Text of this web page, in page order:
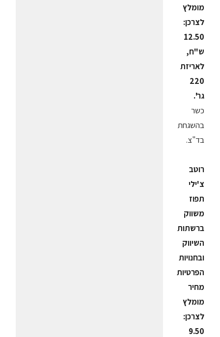
מומלץ
לצרכן:
12.50
ש"ח,
לאריזת
220
גר'.
כשר
בהשגחת
בד"צ.
רוטב
צ'ילי
תפוז
משווק
ברשתות
השיווק
ובחנויות
הפרטיות
מחיר
מומלץ
לצרכן:
9.50